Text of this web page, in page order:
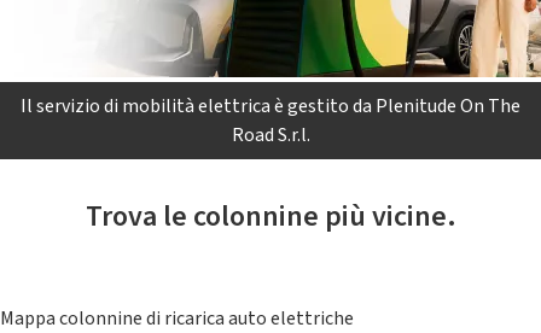
Il servizio di mobilità elettrica è gestito da Plenitude On The
Road S.r.l.
Trova le colonnine più vicine.
Mappa colonnine di ricarica auto elettriche